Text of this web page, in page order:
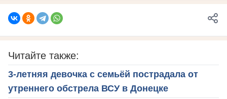
Читайте также:
3-летняя девочка с семьёй пострадала от
утреннего обстрела ВСУ в Донецке